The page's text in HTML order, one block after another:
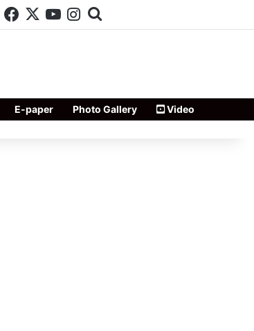
Facebook
X YouTube
Instagram
Search for
E-paper Photo Gallery Video